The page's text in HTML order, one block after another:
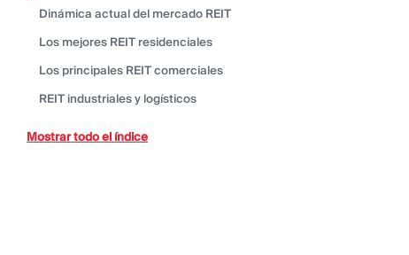
Dinámica actual del mercado REIT
Los mejores REIT residenciales
Los principales REITcomerciales
REIT industriales y logísticos
Mostrar todo el índice